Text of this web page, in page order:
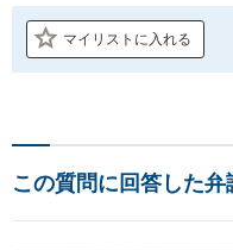
マイリストに入れる
この質問に回答した弁